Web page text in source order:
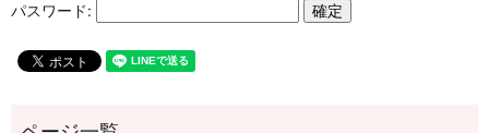
パスワード: